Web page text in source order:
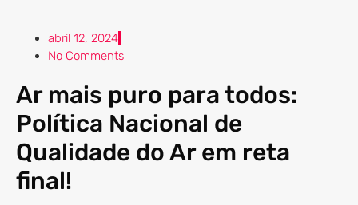
abril 12, 2024
No Comments
Ar mais puro para todos:
Política Nacional de
Qualidade do Ar em reta
final!